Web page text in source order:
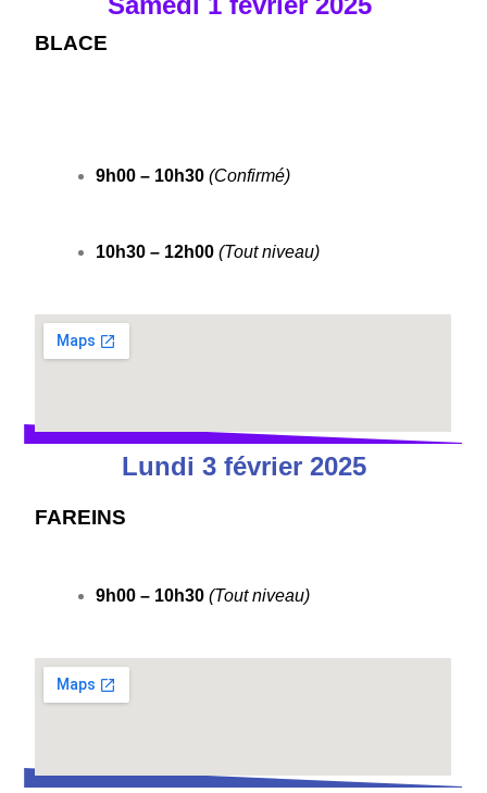
BLACE
9h00 – 10h30(Confirmé)
10h30 – 12h00(Tout niveau)
Lundi 3 février 2025
FAREINS
9h00 – 10h30(Tout niveau)